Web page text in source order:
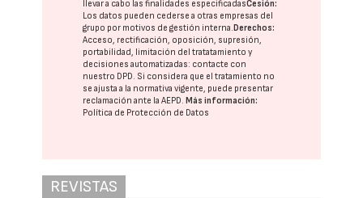
llevar a cabo las finalidades especificadasCesión:
Los datos pueden cederse a otras empresas del
grupo por motivos de gestión interna. Derechos:
Acceso, rectificación, oposición, supresión,
portabilidad, limitación del tratatamiento y
decisiones automatizadas: contacte con
nuestro DPD. Si considera que el tratamiento no
se ajusta a la normativa vigente, puede presentar
reclamación ante laAEPD. Más información:
Política de Protección de Datos
REVISTAS